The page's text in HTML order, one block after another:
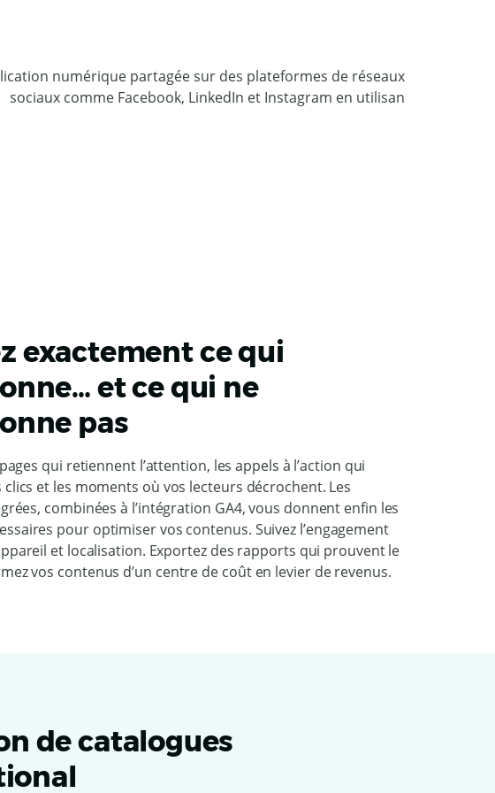
exactement ce qui
et ce qui ne
pas
qui retiennent l’attention, les appels à l’action qui
et les moments où vos lecteurs décrochent. Les
combinées à l’intégration GA4, vous donnent enfin les
pour optimiser vos contenus. Suivez l’engagement
et localisation. Exportez des rapports qui prouvent le
vos contenus d’un centre de coût en levier de revenus.
de catalogues